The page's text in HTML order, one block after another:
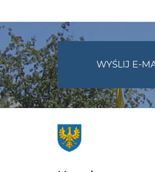
WYŚLIJ E-